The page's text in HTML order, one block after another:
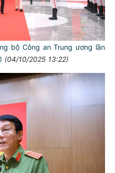
bộ Công an Trung ương lần
(04/10/2025 13:22)